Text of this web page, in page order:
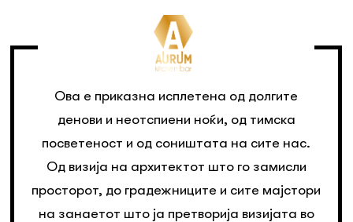
Ова е приказна исплетена од долгите
денови и неотспиени ноќи, од тимска
посветеност и од соништата на сите нас.
Од визија на архитектот што го замисли
просторот, до градежниците и сите мајстори
на занаетот што ја претворија визијата во